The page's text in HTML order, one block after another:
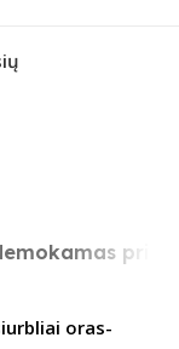
oras-